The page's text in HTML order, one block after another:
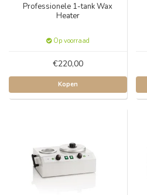
Professionele 1-tank Wax
Heater
Op voorraad
€220,00
Kopen